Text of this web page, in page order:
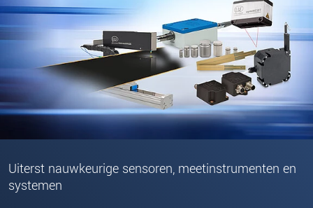
Uiterst nauwkeurige sensoren, meetinstrumenten en
systemen